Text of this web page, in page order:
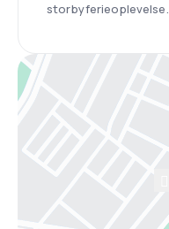
storbyferieoplevelse.